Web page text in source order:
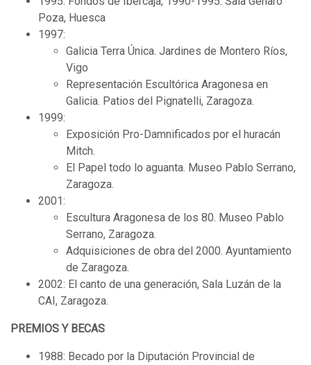
Poza, Huesca
1997:
Galicia Terra Única. Jardines de Montero Ríos,
Vigo
Representación Escultórica Aragonesa en
Galicia. Patios del Pignatelli, Zaragoza.
1999:
Exposición Pro-Damnificados por el huracán
Mitch.
El Papel todo lo aguanta. Museo Pablo Serrano,
Zaragoza.
2001:
Escultura Aragonesa de los 80. Museo Pablo
Serrano, Zaragoza.
Adquisiciones de obra del 2000. Ayuntamiento
de Zaragoza.
2002: El canto de una generación, Sala Luzán de la
CAI, Zaragoza.
PREMIOS Y BECAS
1988: Becado por la Diputación Provincial de